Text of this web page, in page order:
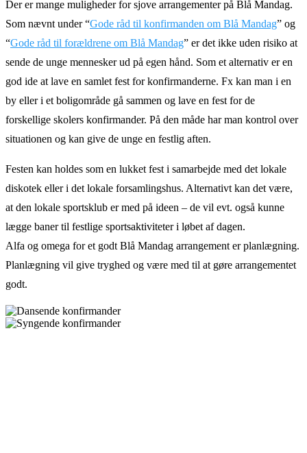
Der er mange muligheder for sjove arrangementer på Blå Mandag.
Som nævnt under “Gode råd til konfirmanden om Blå Mandag” og
“Gode råd til forældrene om Blå Mandag” er det ikke uden risiko at
sende de unge mennesker ud på egen hånd. Som et alternativ er en
god ide at lave en samlet fest for konfirmanderne. Fx kan man i en
by eller i et boligområde gå sammen og lave en fest for de
forskellige skolers konfirmander. På den måde har man kontrol over
situationen og kan give de unge en festlig aften.
Festen kan holdes som en lukket fest i samarbejde med det lokale
diskotek eller i det lokale forsamlingshus. Alternativt kan det være,
at den lokale sportsklub er med på ideen – de vil evt. også kunne
lægge baner til festlige sportsaktiviteter i løbet af dagen.
Alfa og omega for et godt Blå Mandag arrangement er planlægning.
Planlægning vil give tryghed og være med til at gøre arrangementet
godt.